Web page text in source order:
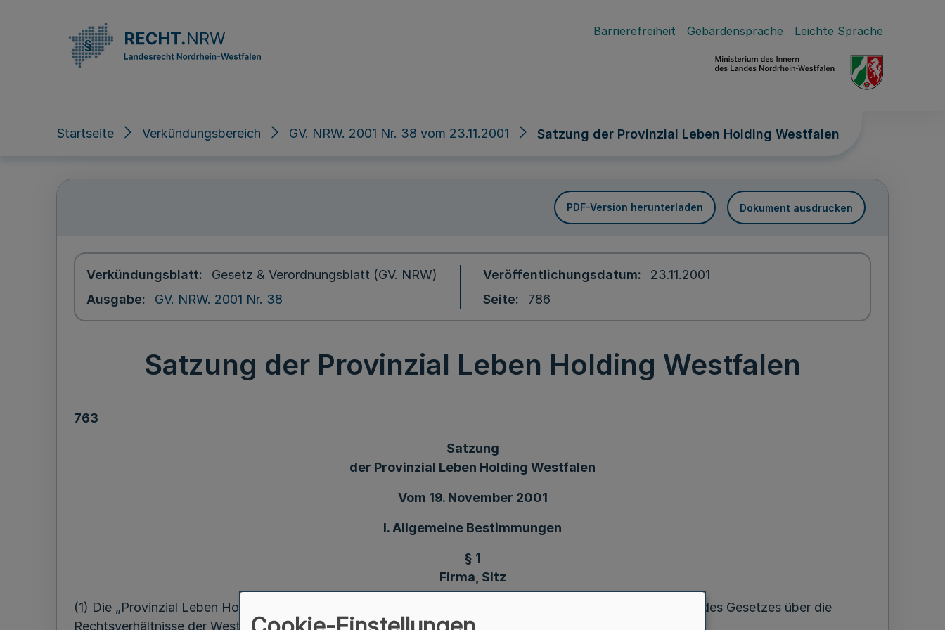
Barrierefreiheit Gebärdensprache Leichte Sprache
Startseite Verkündungsbereich GV. NRW. 2001 Nr. 38 vom 23.11.2001 Satzung der Provinzial Leben Holding Westfalen
PDF-Version herunterladen Dokument ausdrucken
Verkündungsblatt
Gesetz & Verordnungsblatt (GV. NRW)
Ausgabe
GV. NRW. 2001 Nr. 38
Veröffentlichungsdatum
23.11.2001
Seite
786
Satzung der Provinzial Leben Holding Westfalen
763
Satzung
der Provinzial Leben Holding Westfalen
Vom 19. November 2001
I. Allgemeine Bestimmungen
§ 1
Firma, Sitz
(1) Die „Provinzial Leben Holding Westfalen“ ist eine rechtsfähige Anstalt des öffentlichen Rechts im Sinne des Gesetzes über die
Rechtsverhältnisse der Westfälischen Provinzial-Versicherungsanstalten vom 14. November 2001.